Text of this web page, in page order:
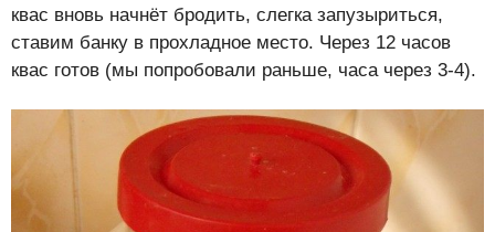
квас вновь начнёт бродить, слегка запузыриться,
ставим банку в прохладное место. Через 12 часов
квас готов (мы попробовали раньше, часа через 3-4).